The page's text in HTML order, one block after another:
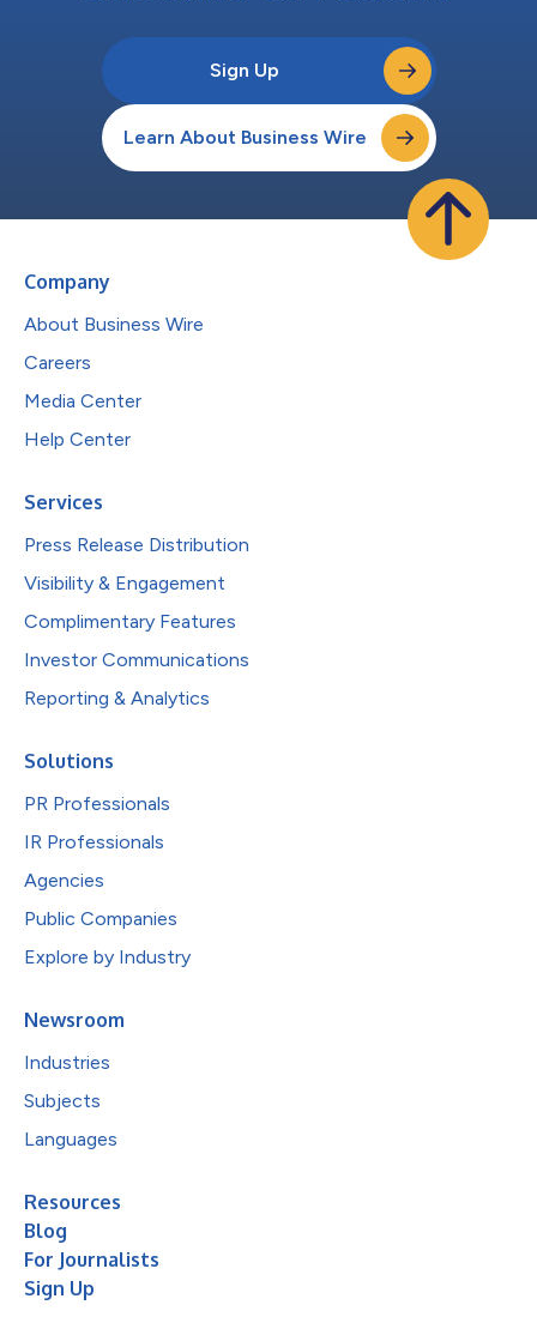
Sign Up
Learn About Business Wire
Company
About Business Wire
Careers
Media Center
Help Center
Services
Press Release Distribution
Visibility & Engagement
Complimentary Features
Investor Communications
Reporting & Analytics
Solutions
PR Professionals
IR Professionals
Agencies
Public Companies
Explore by Industry
Newsroom
Industries
Subjects
Languages
Resources
Blog
For Journalists
Sign Up